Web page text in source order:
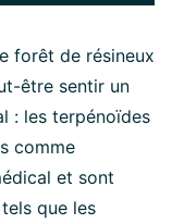
forêt de résineux
être sentir un
: les terpénoïdes
comme
et sont
que les